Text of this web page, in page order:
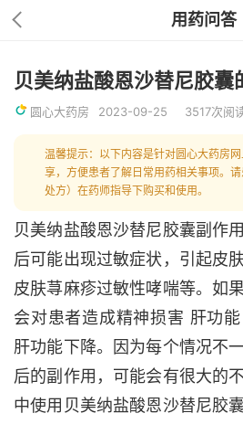
用药问答
贝美纳盐酸恩沙替尼胶囊
圆心大药房 2023-09-25 3517次阅
温馨提示：以下内容是针对圆心大药房
享，方便患者了解日常用药相关事项。
处方）在药师指导下购买和使用。
贝美纳盐酸恩沙替尼胶囊副作
后可能出现过敏症状，引起皮
皮肤荨麻疹过敏性哮喘等。如
会对患者造成精神损害 肝功能
肝功能下降。因为每个情况不
后的副作用，可能会有很大的
中使用贝美纳盐酸恩沙替尼胶